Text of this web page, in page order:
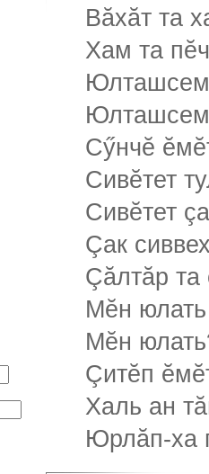
Вăхăт та
Хам та
Юлташсем
Сӳнчĕ
Сивĕтет
Сивĕтет
Çак
Çăлтăр
Мĕн
Мĕн
Çитĕп
Халь ан
Юрлăп-ха